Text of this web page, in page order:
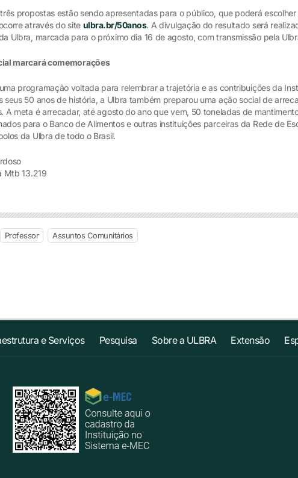
propostas estão sendo apresentadas para o público, que poderá escolher
através do site ulbra.br/50anos. A divulgação do resultado será
Ulbra, marcada para o próximo dia 16 de agosto, com transmissão pela
marcará comemorações
programação voltada para relembrar a trajetória e as contribuições da
seus 50 anos de história, a Ulbra também preparou uma ação social de
A meta é arrecadar, até agosto do ano que vem, 50 toneladas de
para o Banco de Alimentos e outras instituições parceiras da Rede de
da Ulbra de todo o Brasil.
Mtb 13.219
Professor Assuntos Comunitários
e Serviços Pesquisa Sobre a ULBRA Extensão